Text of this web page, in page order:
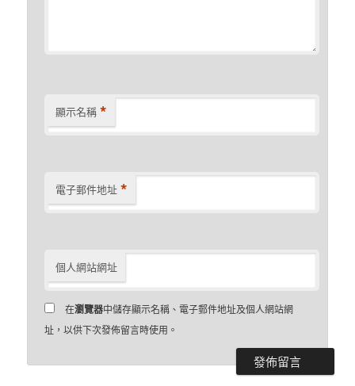
顯示名稱 *
電子郵件地址 *
個人網站網址
在瀏覽器中儲存顯示名稱、電子郵件地址及個人網站網
址，以供下次發佈留言時使用。